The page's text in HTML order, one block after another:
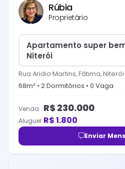
Rúbia
Proprietário
Apartamento super
Niterói
Rua Aridio Martins, Fátima,
68m² • 2Dormitórios • 0 Vaga
Venda R$ 230.000
Aluguel R$1.800
Enviar